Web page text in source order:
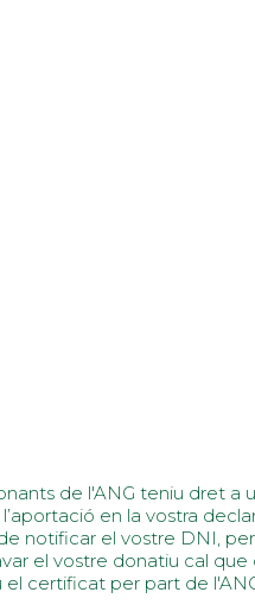
de l'ANG teniu dret a
en la vostra
notificar el vostre DNI,
el vostre donatiu cal que
certificat per part de